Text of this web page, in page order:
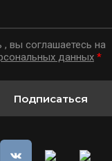
вы соглашаетесь на
данных *
Подписаться